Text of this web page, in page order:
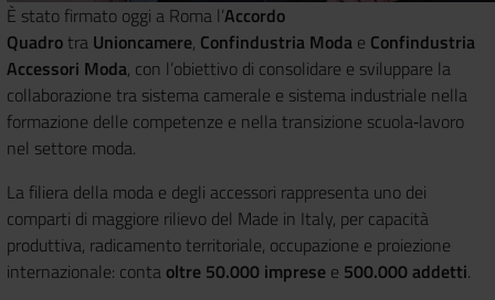
È stato firmato oggi a Roma l’Accordo
Quadrotra Unioncamere, Confindustria Moda e Confindustria
Accessori Moda, con l’obiettivo di consolidare e sviluppare la
collaborazione tra sistema camerale e sistema industriale nella
formazione delle competenze e nella transizione scuola‑lavoro
nel settore moda.
La filiera della moda e degli accessori rappresenta uno dei
comparti di maggiore rilievo del Made in Italy, per capacità
produttiva, radicamento territoriale, occupazione e proiezione
internazionale: conta oltre 50.000 imprese e 500.000 addetti.